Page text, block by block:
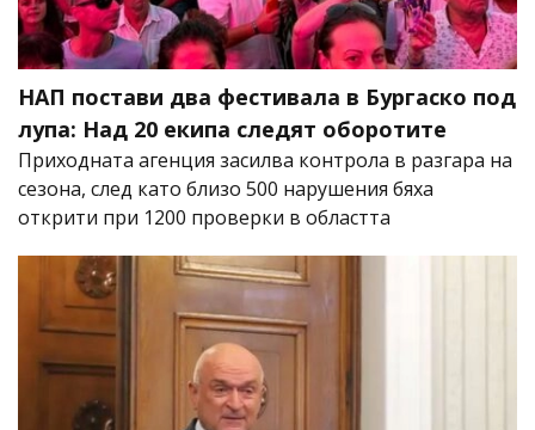
НАП постави два фестивала в Бургаско под
лупа: Над 20 екипа следят оборотите
Приходната агенция засилва контрола в разгара на
сезона, след като близо 500 нарушения бяха
открити при 1200 проверки в областта